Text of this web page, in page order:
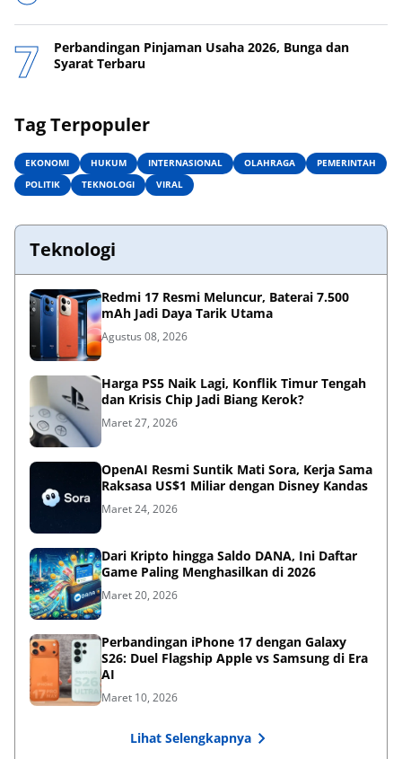
Perbandingan Pinjaman Usaha 2026, Bunga dan
Syarat Terbaru
Tag Terpopuler
EKONOMI HUKUM INTERNASIONAL OLAHRAGA
PEMERINTAH
POLITIK
TEKNOLOGI VIRAL
Teknologi
Redmi 17 Resmi Meluncur, Baterai 7.500
mAh Jadi Daya Tarik Utama
Agustus 08, 2026
Harga PS5 Naik Lagi, Konflik Timur Tengah
dan Krisis Chip Jadi Biang Kerok?
Maret 27, 2026
OpenAI Resmi Suntik Mati Sora, Kerja Sama
Raksasa US$1 Miliar dengan Disney Kandas
Maret 24, 2026
Dari Kripto hingga Saldo DANA, Ini Daftar
Game Paling Menghasilkan di 2026
Maret 20, 2026
Perbandingan iPhone 17 dengan Galaxy
S26: Duel Flagship Apple vs Samsung di Era
AI
Maret 10, 2026
Lihat Selengkapnya